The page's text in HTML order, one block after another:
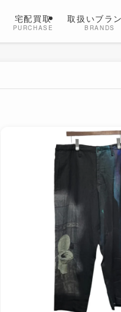
宅配買取
PURCHASE
取扱いブラ
BRANDS